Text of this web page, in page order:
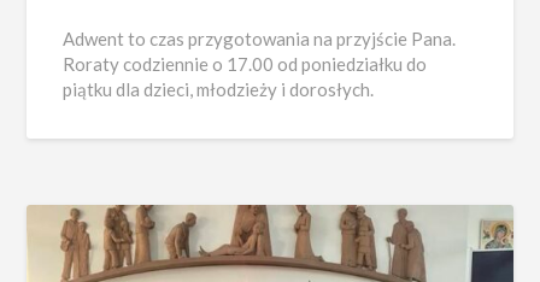
Adwent to czas przygotowania na przyjście Pana.
Roraty codziennie o 17.00 od poniedziałku do
piątku dla dzieci, młodzieży i dorosłych.